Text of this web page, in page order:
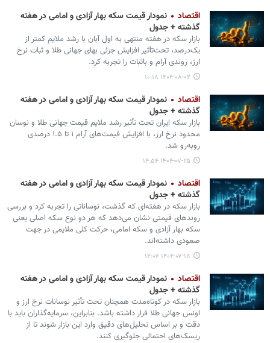
اقتصاد
نمودار قیمت سکه بهار آزادی و امامی در هفته
گذشته + جدول
بازار سکه در هفته منتهی به اول آبان با رشد ملایم کمتر از
یک‌درصد، تحت‌تأثیر افزایش جزئی بهای جهانی طلا و ثبات نرخ
ارز، روندی آرام و باثبات را تجربه کرد.
۱۴۰۴-۰۸-۰۲ ۱۰:۱۸
اقتصاد
نمودار قیمت سکه بهار آزادی و امامی در هفته
گذشته + جدول
بازار سکه ایران تحت تأثیر رشد ملایم قیمت جهانی طلا و نوسان
محدود نرخ ارز، با افزایش قیمت‌های آرام ۱ تا ۱.۵ درصدی
روبه‌رو شد.
۱۴۰۴-۰۷-۲۵ ۱۴:۵۴
اقتصاد
نمودار قیمت سکه بهار آزادی و امامی در هفته
گذشته + جدول
بازار سکه در هفته‌ای که گذشت، نوساناتی را تجربه کرد و بررسی
روندهای قیمتی نشان می‌دهد که هر دو نوع سکه اصلی یعنی
سکه بهار آزادی و سکه امامی، حرکت کلی ملایمی در جهت
صعودی داشته‌اند.
۱۴۰۴-۰۷-۱۸ ۱۲:۰۷
اقتصاد
نمودار قیمت سکه بهار آزادی و امامی در هفته
گذشته + جدول
بازار سکه در کوتاه‌مدت همچنان تحت تأثیر نوسانات نرخ ارز و
اونس جهانی طلا قرار داشته باشد. بنابراین، سرمایه‌گذاران باید با
دقت و بر اساس تحلیل‌های دقیق وارد این بازار شوند تا از
ریسک‌های احتمالی جلوگیری کنند.